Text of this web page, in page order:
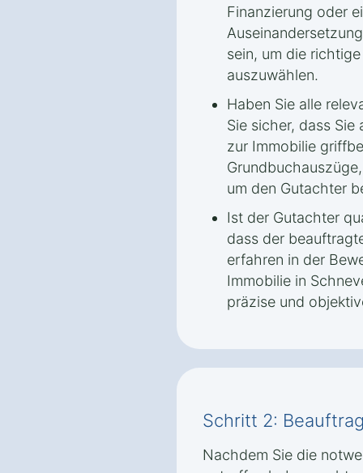
Finanzierung oder
sein, um die
auszuwählen.
Haben Sie alle
Sie sicher, dass
zur Immobilie
um den Gutachter
Ist der Gutachter
dass der
erfahren in der
Immobilie in
präzise und
Schritt 2:
Nachdem Sie die